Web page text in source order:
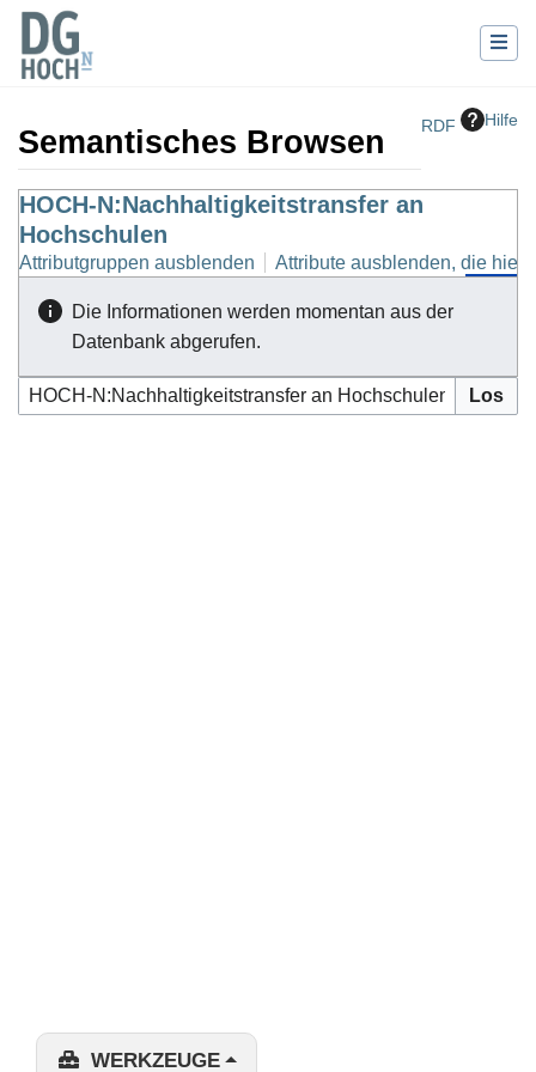
RDF Hilfe
Semantisches Browsen
Wechseln zu:Navigation,Suche
HOCH-N:Nachhaltigkeitstransfer an
Hochschulen
Attributgruppen ausblenden Attribute ausblenden, die
Die Informationen werden momentan aus der
Datenbank abgerufen.
WERKZEUGE